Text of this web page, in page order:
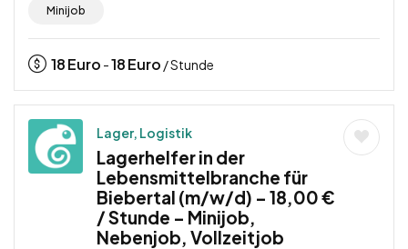
Minijob
18Euro -18Euro / Stunde
Lager, Logistik
Lagerhelfer in der
Lebensmittelbranche für
Biebertal (m/w/d) – 18,00 €
/ Stunde – Minijob,
Nebenjob, Vollzeitjob